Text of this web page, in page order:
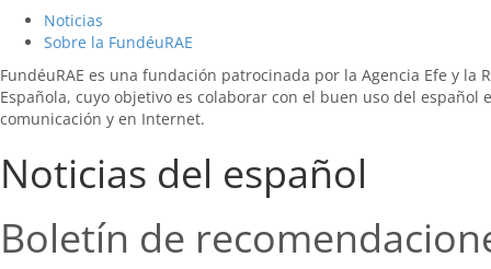
Noticias
Sobre la FundéuRAE
FundéuRAE es una fundación patrocinada por la Agencia Efe y la
Española, cuyo objetivo es colaborar con el buen uso del español
comunicación y en Internet.
Noticias del español
Boletín de